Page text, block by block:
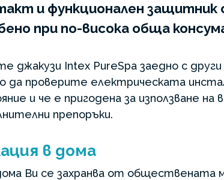
и функционален
при по-висока обща
джакузи Intex PureSpa заедно с
да проверите електрическата
и че е пригодена за използване на
препоръки.
в дома
Ви се захранва от обществената